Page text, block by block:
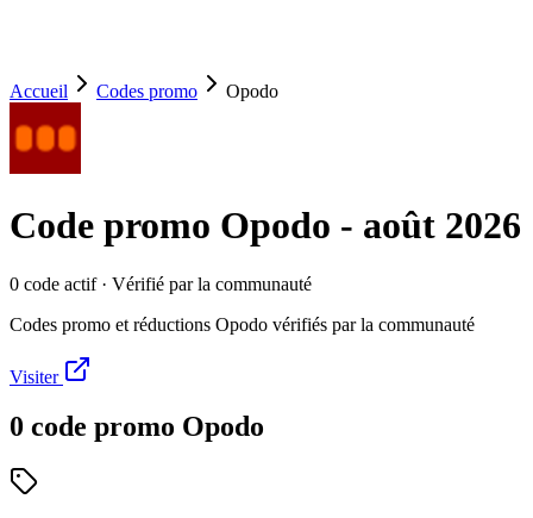
Accueil Codes promo Opodo
Code promo Opodo - août 2026
0 code actif· Vérifié par la communauté
Codes promo et réductions Opodo vérifiés par la communauté
Visiter
0 code promo Opodo